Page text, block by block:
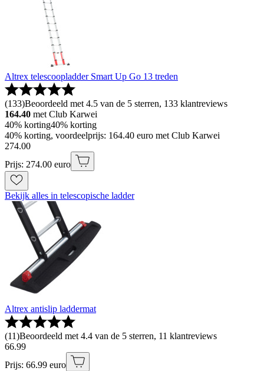
Altrex telescoopladder Smart Up Go 13 treden
(133)Beoordeeld met 4.5 van de 5 sterren, 133 klantreviews
164.40 met Club Karwei
40% korting40% korting
40% korting, voordeelprijs: 164.40 euro met Club Karwei
274.00
Prijs: 274.00 euro
Bekijk alles in telescopische ladder
Altrex antislip laddermat
(11)Beoordeeld met 4.4 van de 5 sterren, 11 klantreviews
66.99
Prijs: 66.99 euro